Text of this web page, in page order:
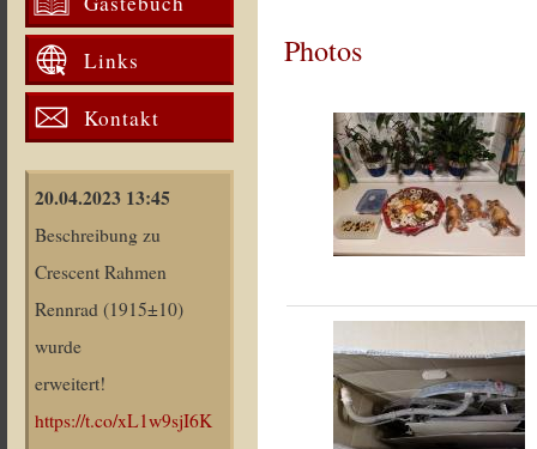
Links
Kontakt
20.04.2023 13:45
Beschreibung zu
Crescent Rahmen
Rennrad (1915±10)
wurde
erweitert!
https://t.co/xL1w9sjI6K
Photos